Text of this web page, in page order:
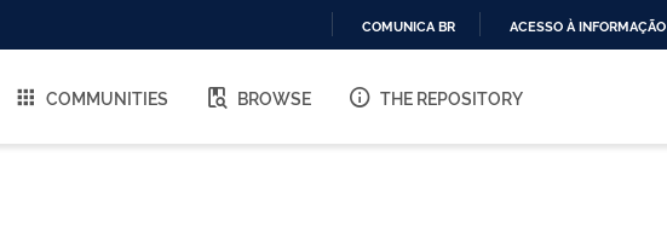
O
COMUNICA BR ACESSO À INFORMAÇÃO
COMMUNITIES BROWSE THE REPOSITORY